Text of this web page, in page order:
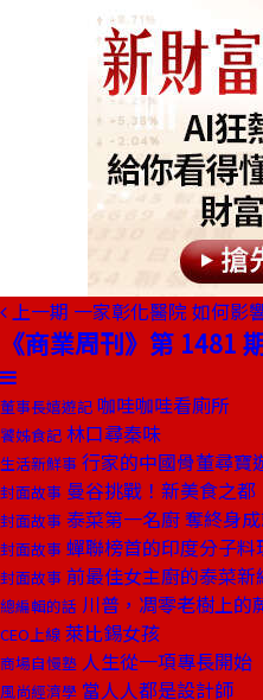
上一期 一家彰化醫院 如何影
《商業周刊》第 1481
董事長嬉遊記 咖哇咖哇看廁所
饕姊食記 林口尋秦味
生活新鮮事 行家的中國骨董尋寶
封面故事 曼谷挑戰！新美食之都
封面故事 泰菜第一名廚 奪終身
封面故事 蟬聯榜首的印度分子料
封面故事 前最佳女主廚的泰菜新
總編輯的話 川普，凋零老樹上的
CEO上線 萊比錫女孩
商場自慢塾 人生從一項專長開始
風尚經濟學 當人人都是設計師